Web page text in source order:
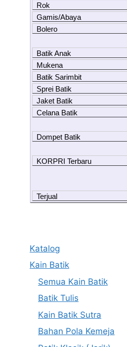
Rok
Gamis/Abaya
Bolero
Batik Anak
Mukena
Batik Sarimbit
Sprei Batik
Jaket Batik
Celana Batik
Dompet Batik
KORPRI Terbaru
Terjual
Katalog
Kain Batik
Semua Kain Batik
Batik Tulis
Kain Batik Sutra
Bahan Pola Kemeja